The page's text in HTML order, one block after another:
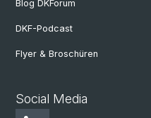
Blog DKForum
DKF-Podcast
Flyer & Broschüren
Social Media